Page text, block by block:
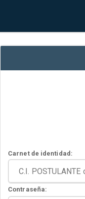
Carnet de identidad:
Contraseña: